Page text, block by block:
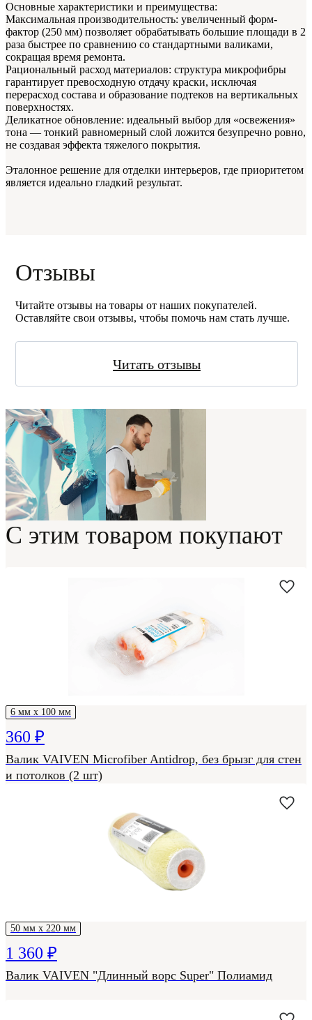
Основные характеристики и преимущества:
Максимальная производительность: увеличенный форм-
фактор (250 мм) позволяет обрабатывать большие площади в 2
раза быстрее по сравнению со стандартными валиками,
сокращая время ремонта.
Рациональный расход материалов: структура микрофибры
гарантирует превосходную отдачу краски, исключая
перерасход состава и образование подтеков на вертикальных
поверхностях.
Деликатное обновление: идеальный выбор для «освежения»
тона — тонкий равномерный слой ложится безупречно ровно,
не создавая эффекта тяжелого покрытия.
Эталонное решение для отделки интерьеров, где приоритетом
является идеально гладкий результат.
Отзывы
Читайте отзывы на товары от наших покупателей.
Оставляйте свои отзывы, чтобы помочь нам стать лучше.
Читать отзывы
С этим товаром покупают
6 мм х 100 мм
360 ₽
Валик VAIVEN Microfiber Antidrop, без брызг для стен
и потолков (2 шт)
50 мм х 220 мм
1 360 ₽
Валик VAIVEN "Длинный ворс Super" Полиамид